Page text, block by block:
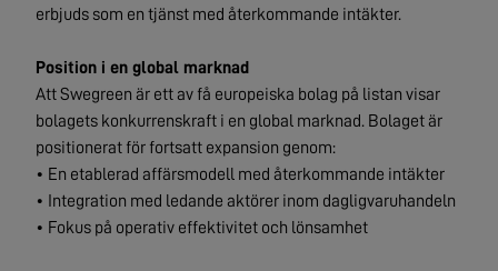
erbjuds som en tjänst med återkommande intäkter.
Position i en global marknad
Att Swegreen är ett av få europeiska bolag på listan visar
bolagets konkurrenskraft i en global marknad. Bolaget är
positionerat för fortsatt expansion genom:
• En etablerad affärsmodell med återkommande intäkter
• Integration med ledande aktörer inom dagligvaruhandeln
• Fokus på operativ effektivitet och lönsamhet